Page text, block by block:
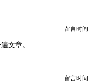
留言时
文章。
留言时